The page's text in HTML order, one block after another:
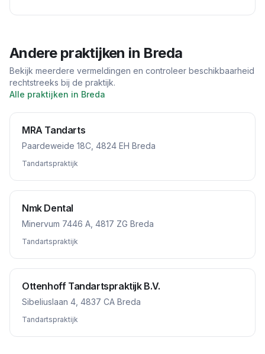
Andere praktijken in Breda
Bekijk meerdere vermeldingen en controleer beschikbaarheid
rechtstreeks bij de praktijk.
Alle praktijken in Breda
MRA Tandarts
Paardeweide 18C, 4824 EH Breda
Tandartspraktijk
Nmk Dental
Minervum 7446 A, 4817 ZG Breda
Tandartspraktijk
Ottenhoff Tandartspraktijk B.V.
Sibeliuslaan 4, 4837 CA Breda
Tandartspraktijk